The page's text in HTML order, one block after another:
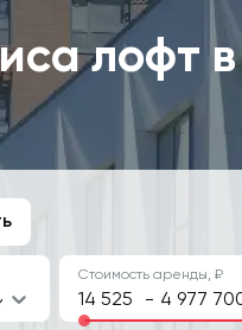
лофт
Офис
Стоимость аренды, ₽
-